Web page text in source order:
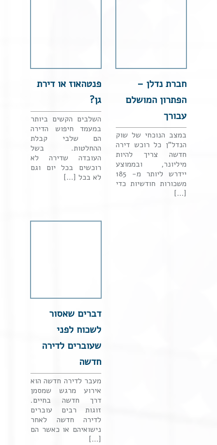
חברת נדלן –
הפתרון המושלם
עבורך
במצב הנוכחי של שוק
הנדל"ן כל רוכש דירה
חדשה צריך להיות
מיליונר, ובממוצע
יידרש ליותר מ- 185
משכורות חודשיות כדי
[…]
פנטהאוז או דירת
גן?
השלבים הקשים ביותר
במעמד חיפוש הדירה
הם שלבי קבלת
ההחלטות. בשל
העובדה שדירה לא
רוכשים בכל יום וגם
לא בכל […]
דברים שאסור
לשכוח לפני
שעוברים לדירה
חדשה
מעבר לדירה חדשה הוא
אירוע מרגש שמסמן
דרך חדשה בחיים.
זוגות רבים עוברים
לדירה חדשה לאחר
נישואיהם או כאשר הם
[…]